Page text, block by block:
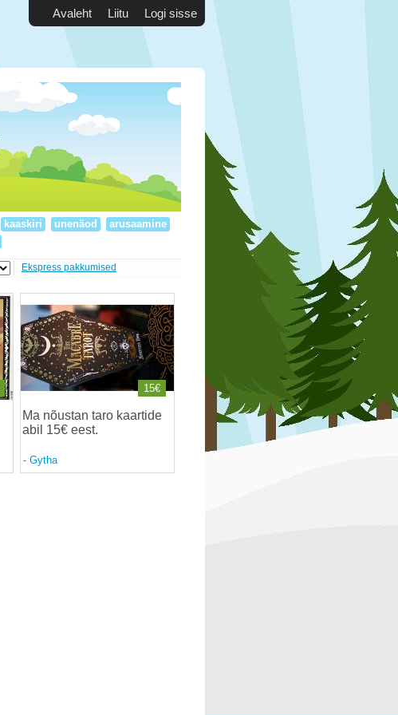
Avaleht Liitu Logi sisse
kaaskiri unenäod
arusaamine
Ekspress pakkumised
Ma nõustan taro kaartide
abil 15€ eest.
- Gytha
15€